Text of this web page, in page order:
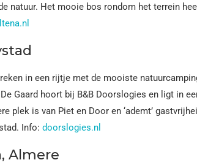
natuur. Het mooie bos rondom het terrein
in een rijtje met de mooiste
Gaard hoort bij B&B Doorslogies en ligt in
plek is van Piet en Door en ‘ademt’
Info: doorslogies.nl
Almere